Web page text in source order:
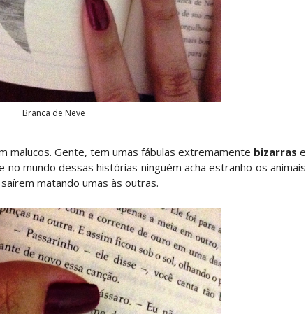
Branca de Neve
malucos. Gente, tem umas fábulas extremamente bizarras e
mundo dessas histórias ninguém acha estranho os animais
matando umas às outras.